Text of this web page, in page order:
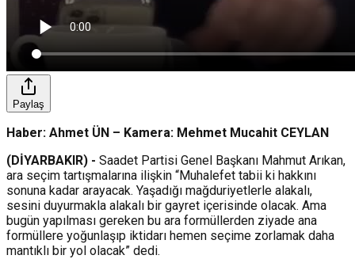
Paylaş
Haber: Ahmet ÜN – Kamera: Mehmet Mucahit CEYLAN
(DİYARBAKIR) - Saadet Partisi Genel Başkanı Mahmut Arıkan,
ara seçim tartışmalarına ilişkin “Muhalefet tabii ki hakkını
sonuna kadar arayacak. Yaşadığı mağduriyetlerle alakalı,
sesini duyurmakla alakalı bir gayret içerisinde olacak. Ama
bugün yapılması gereken bu ara formüllerden ziyade ana
formüllere yoğunlaşıp iktidarı hemen seçime zorlamak daha
mantıklı bir yol olacak” dedi.